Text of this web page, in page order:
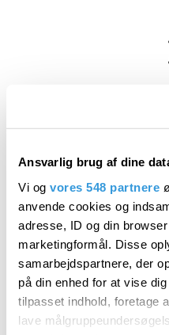
Ansvarlig brug af dine
Vi og vores 548 partnere
anvende cookies og
adresse, ID og din
marketingformål. Disse
samarbejdspartnere, der
på din enhed for at vise
tilpasset indhold, foretage
lave
3 timer
Hele året,